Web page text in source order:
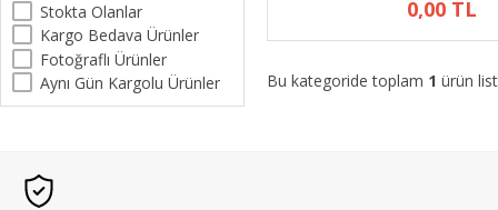
Stokta Olanlar
Kargo Bedava Ürünler
Fotoğraflı Ürünler
Aynı Gün Kargolu Ürünler
0,00 TL
Bu kategoride toplam 1 ürün